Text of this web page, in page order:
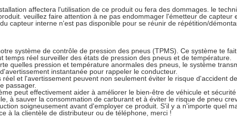
affectera l'utilisation de ce produit ou fera des dommages. le
veuillez faire attention à ne pas endommager l'émetteur de capteur
capteur interne n'est pas disponible pour se réunir de répétition/
système de contrôle de pression des pneus (TPMS). Ce système te
temps réel surveiller des états de pression des pneus et de température.
quelles pression et température anormales des pneus, le système
instantanée pour rappeler le conducteur.
réel et l'avertissement peuvent non seulement éviter le risque d'accident
passager.
peut effectivement aider à améliorer le bien-être de véhicule et
à sauver la consommation de carburant et à éviter le risque de pneu
soigneusement avant d'employer ce produit. S'il y a n'importe quel
à la clientèle de distributeur ou de téléphone, merci !